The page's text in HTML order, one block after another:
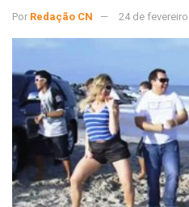
Por Redação CN 24 de